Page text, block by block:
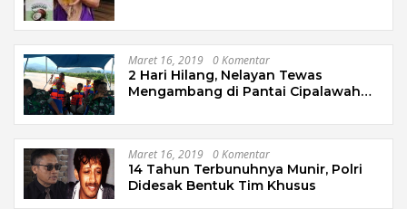
Maret 16, 2019 0 Komentar
2 Hari Hilang, Nelayan Tewas
Mengambang di Pantai Cipalawah
Maret 16, 2019 0 Komentar
14 Tahun Terbunuhnya Munir, Polri
Didesak Bentuk Tim Khusus